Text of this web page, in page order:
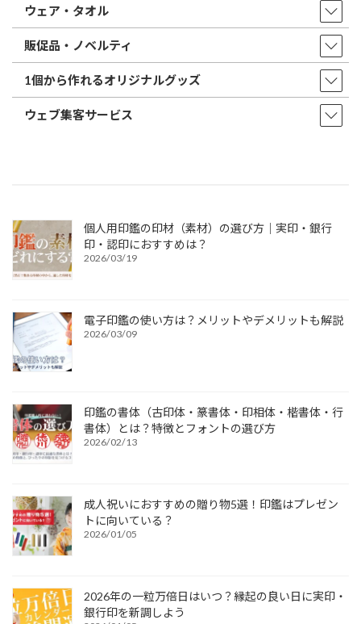
ウェア・タオル
販促品・ノベルティ
1個から作れるオリジナルグッズ
ウェブ集客サービス
個人用印鑑の印材（素材）の選び方｜実印・銀行
印・認印におすすめは？
2026/03/19
電子印鑑の使い方は？メリットやデメリットも解説
2026/03/09
印鑑の書体（古印体・篆書体・印相体・楷書体・行
書体）とは？特徴とフォントの選び方
2026/02/13
成人祝いにおすすめの贈り物5選！印鑑はプレゼン
トに向いている？
2026/01/05
2026年の一粒万倍日はいつ？縁起の良い日に実印・
銀行印を新調しよう